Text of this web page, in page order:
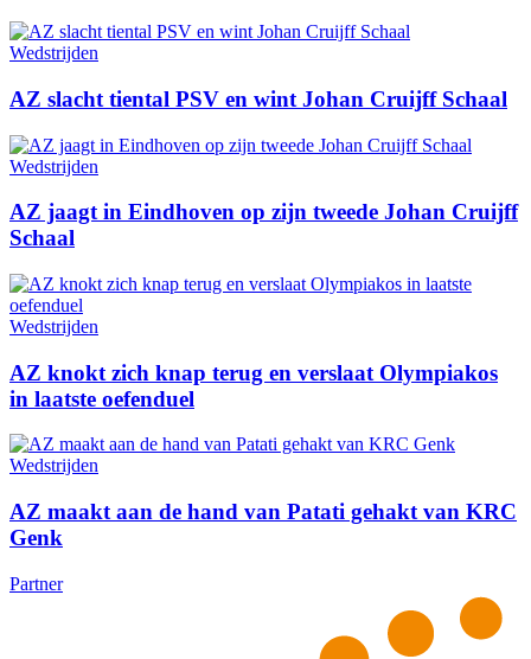
Wedstrijden
AZ slacht tiental PSV en wint Johan Cruijff Schaal
Wedstrijden
AZ jaagt in Eindhoven op zijn tweede Johan Cruijff
Schaal
Wedstrijden
AZ knokt zich knap terug en verslaat Olympiakos
in laatste oefenduel
Wedstrijden
AZ maakt aan de hand van Patati gehakt van KRC
Genk
Partner